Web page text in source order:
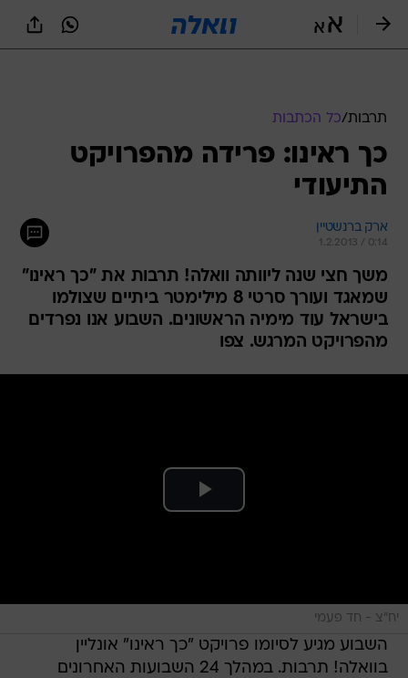
תרבות/כל הכתבות
כך ראינו: פרידה מהפרויקט
התיעודי
ארק ברנשטיין
1.2.2013 / 0:14
משך חצי שנה ליוותה וואלה! תרבות את "כך ראינו"
שמאגד ועורך סרטי 8 מילימטר ביתיים שצולמו
בישראל עוד מימיה הראשונים. השבוע אנו נפרדים
מהפרויקט המרגש. צפו
יח"צ - חד פעמי
השבוע מגיע לסיומו פרויקט "כך ראינו" אונליין
בוואלה! תרבות. במהלך 24 השבועות האחרונים